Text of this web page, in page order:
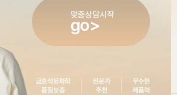
맞춤상담시작
금호석유화학
품질보증
전문가
추천
우수한
제품력